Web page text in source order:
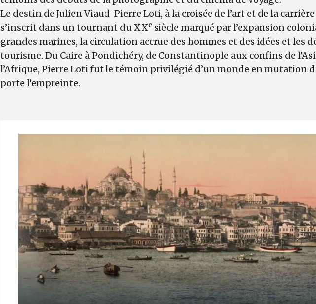
Le destin de Julien Viaud-Pierre Loti, à la croisée de l’art et de la
s’inscrit dans un tournant du XXe siècle marqué par l’expansion
grandes marines, la circulation accrue des hommes et des idées et les
tourisme. Du Caire à Pondichéry, de Constantinople aux confins de
l’Afrique, Pierre Loti fut le témoin privilégié d’un monde en mutation
porte l’empreinte.